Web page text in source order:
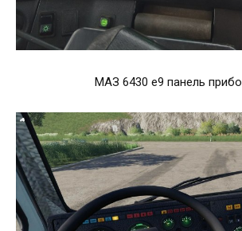
МАЗ 6430 е9 панель